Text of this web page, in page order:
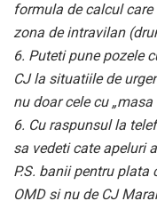
formula de calcul
zona de intravilan
6. Puteti pune pozele
CJ la situatiile de
nu doar cele cu „masa
6. Cu raspunsul la
sa vedeti cate apeluri
P.S. banii pentru
OMD si nu de CJ